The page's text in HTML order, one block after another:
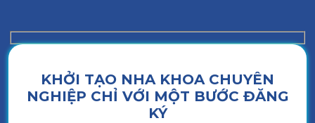
KHỞI TẠO NHA KHOA CHUYÊN
NGHIỆP CHỈ VỚI MỘT BƯỚC ĐĂNG
KÝ